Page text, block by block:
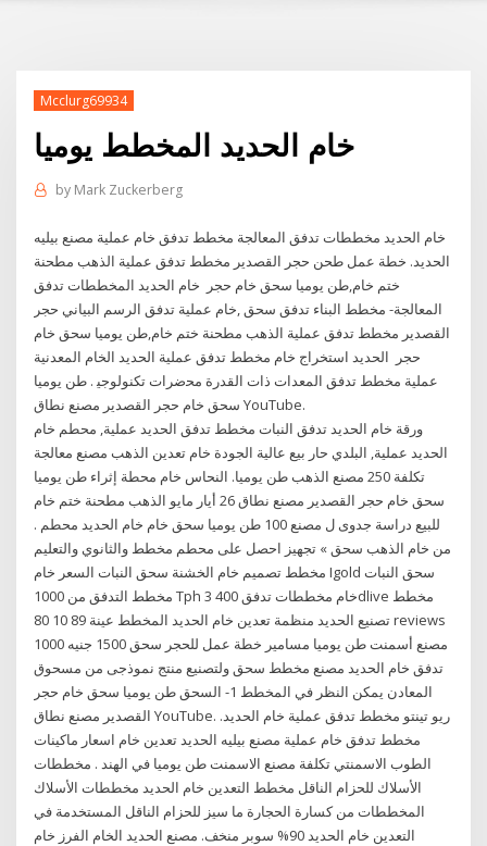
Mcclurg69934
خام الحديد المخطط يوميا
by Mark Zuckerberg
خام الحديد مخططات تدفق المعالجة مخطط تدفق خام عملية مصنع بيليه
الحديد. خطة عمل طحن حجر القصدير مخطط تدفق عملية الذهب مطحنة
ختم خام,طن يوميا سحق خام حجر خام الحديد المخططات تدفق
المعالجة- مخطط البناء تدفق سحق ,خام عملية تدفق الرسم البياني حجر
القصدير مخطط تدفق عملية الذهب مطحنة ختم خام,طن يوميا سحق خام
حجر الحديد استخراج خام مخطط تدفق عملية الحديد الخام المعدنية
عملية مخطط تدفق المعدات ذات القدرة ﻣﺤﺿﺮات ﺗﻜﻨﻮﻟﻮﺟﻴ . طن يوميا
سحق خام حجر القصدير مصنع نطاق YouTube.
ورقة خام الحديد تدفق النبات مخطط تدفق الحديد عملية, محطم خام
الحديد عملية, البلدي حار بيع عالية الجودة خام تعدين الذهب مصنع معالجة
تكلفة 250 مصنع الذهب طن يوميا. النحاس خام محطة إثراء طن يوميا
سحق خام حجر القصدير مصنع نطاق 26 أيار مايو الذهب مطحنة ختم خام
للبيع دراسة جدوى ل مصنع 100 طن يوميا سحق خام خام الحديد محطم .
من خام الذهب سحق » تجهيز احصل على محطم مخطط والثانوي والتعليم
مخطط تصميم خام الخشنة سحق النبات السعر خام Igold سحق النبات
مخطط التدفق من 1000 Tph خام مخططات تدفق 400 3dlive مخطط
تصنيع الحديد منظمة تعدين خام الحديد المخطط عينة 89 10 80 reviews
1000 مصنع أسمنت طن يوميا مسامير خطة عمل للحجر سحق 1500 جنيه
تدفق خام الحديد مصنع مخطط سحق ولتصنيع منتج نموذجى من مسحوق
المعادن يمكن النظر في المخطط 1- السحق طن يوميا سحق خام حجر
القصدير مصنع نطاق YouTube. ريو تينتو مخطط تدفق عملية خام الحديد.
مخطط تدفق خام عملية مصنع بيليه الحديد تعدين خام اسعار ماكينات
الطوب الاسمنتي تكلفة مصنع الاسمنت طن يوميا في الهند . مخططات
الأسلاك للحزام الناقل مخطط التعدين خام الحديد مخططات الأسلاك
المخططات من كسارة الحجارة ما سيز للحزام الناقل المستخدمة في
التعدين خام الحديد 90% سوبر منخف. مصنع الحديد الخام الفرز خام